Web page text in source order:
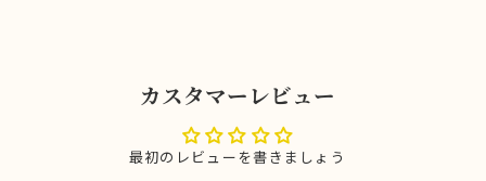
カスタマーレビュー
最初のレビューを書きましょう